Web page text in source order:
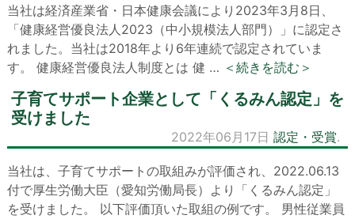
当社は経済産業省・日本健康会議により2023年3月8日、
「健康経営優良法人2023（中小規模法人部門）」に認定さ
れました。当社は2018年より6年連続で認定されていま
す。 健康経営優良法人制度とは 健 … ＜続きを読む＞
子育てサポート企業として「くるみん認定」を
受けました
2022年06月17日 認定・受賞.
当社は、子育てサポートの取組みが評価され、2022.06.13
付で厚生労働大臣（愛知労働局長）より「くるみん認定」
を受けました。 以下評価頂いた取組の例です。 男性従業員